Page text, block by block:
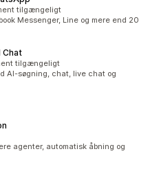
tilgængeligt
Messenger, Line og mere end 20
Chat
tilgængeligt
AI-søgning, chat, live chat og
agenter, automatisk åbning og